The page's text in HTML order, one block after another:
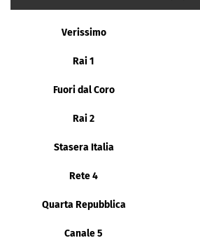
Verissimo
Rai 1
Fuori dal Coro
Rai 2
Stasera Italia
Rete 4
Quarta Repubblica
Canale 5